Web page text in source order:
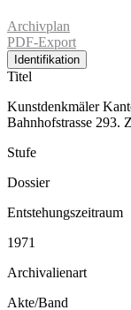
Archivplan
PDF-Export
Identifikation
Titel
Kunstdenkmäler
Bahnhofstrasse 293.
Stufe
Dossier
Entstehungszeitraum
1971
Archivalienart
Akte/Band